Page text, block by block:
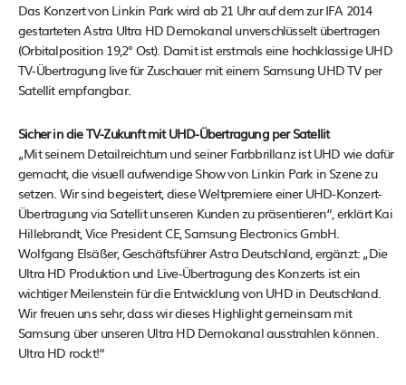
Das Konzert von Linkin Park wird ab 21 Uhr auf dem zur IFA 2014
gestarteten Astra Ultra HD Demokanal unverschlüsselt übertragen
(Orbitalposition 19,2° Ost). Damit ist erstmals eine hochklassige UHD
TV-Übertragung live für Zuschauer mit einem Samsung UHD TV per
Satellit empfangbar.
Sicher in die TV-Zukunft mit UHD-Übertragung per Satellit
„Mit seinem Detailreichtum und seiner Farbbrillanz ist UHD wie dafür
gemacht, die visuell aufwendige Show von Linkin Park in Szene zu
setzen. Wir sind begeistert, diese Weltpremiere einer UHD-Konzert-
Übertragung via Satellit unseren Kunden zu präsentieren“, erklärt Kai
Hillebrandt, Vice President CE, Samsung Electronics GmbH.
Wolfgang Elsäßer, Geschäftsführer Astra Deutschland, ergänzt: „Die
Ultra HD Produktion und Live-Übertragung des Konzerts ist ein
wichtiger Meilenstein für die Entwicklung von UHD in Deutschland.
Wir freuen uns sehr, dass wir dieses Highlight gemeinsam mit
Samsung über unseren Ultra HD Demokanal ausstrahlen können.
Ultra HD rockt!“